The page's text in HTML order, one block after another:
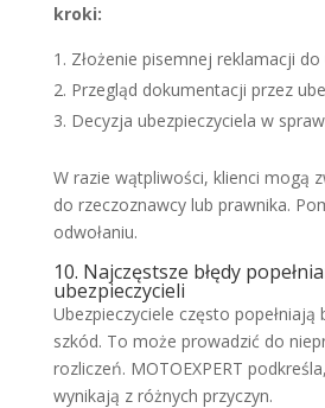
kroki:
Złożenie pisemnej reklamacji do
Przegląd dokumentacji przez
Decyzja ubezpieczyciela w
W razie wątpliwości, klienci mogą
do rzeczoznawcy lub prawnika.
odwołaniu.
10. Najczęstsze błędy
ubezpieczycieli
Ubezpieczyciele często popełniają
szkód. To może prowadzić do
rozliczeń. MOTOEXPERT
wynikają z różnych przyczyn.